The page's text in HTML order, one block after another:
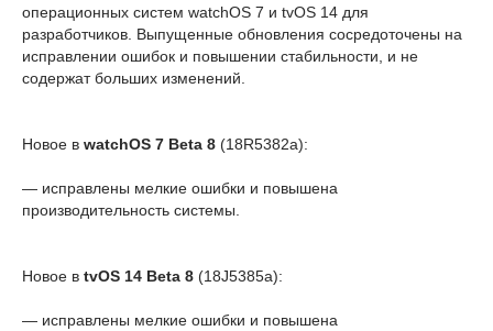
операционных систем watchOS 7 и tvOS 14 для
разработчиков. Выпущенные обновления сосредоточены на
исправлении ошибок и повышении стабильности, и не
содержат больших изменений.
Новое в watchOS 7 Beta 8 (18R5382a):
— исправлены мелкие ошибки и повышена
производительность системы.
Новое в tvOS 14 Beta 8 (18J5385a):
— исправлены мелкие ошибки и повышена